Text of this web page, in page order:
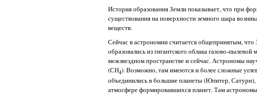
История образования Земли показывает, что при
существования на поверхности земного шара
веществ.
Сейчас в астрономии считается общепринятым,
образовались из гигантского облака газово-
межзвездном пространстве и сейчас. Астрономы
(СН4). Возможно, там имеются и более сложные
объединились в большие планеты (Юпитер, Сатурн),
атмосфере формировавшихся планет. Там